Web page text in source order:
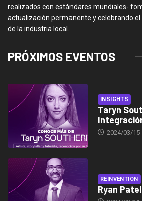
realizados con estándares mundiales-
actualización permanente y celebrando
de la industria local.
PRÓXIMOS EVENTOS
INSIGHTS
Taryn
2024/03/15
REINVENTION
Ryan